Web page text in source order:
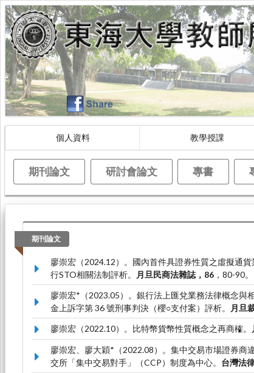
個人資料 教學授課
期刊論文 研討會論文 專書
期刊論文
廖崇宏（2024.12）。國內首件具證券性質之虛擬通
行STO相關法制評析。
月旦民商法雜誌，86 ，80-90。
廖崇宏*（2023.05）。銀行法上匯兌業務法律概念與
金上訴字第 36 號刑事判決（櫻○支付案）評析。
月旦
廖崇宏（2022.10）。比特幣貨幣性質概念之再商榷。
廖崇宏、廖大穎*（2022.08）。集中交易市場證券
交所「集中交易對手」（CCP）制度為中心。 台灣法